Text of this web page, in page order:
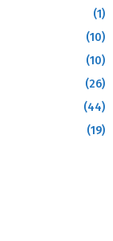
(1)
(10)
(10)
(26)
(44)
(19)